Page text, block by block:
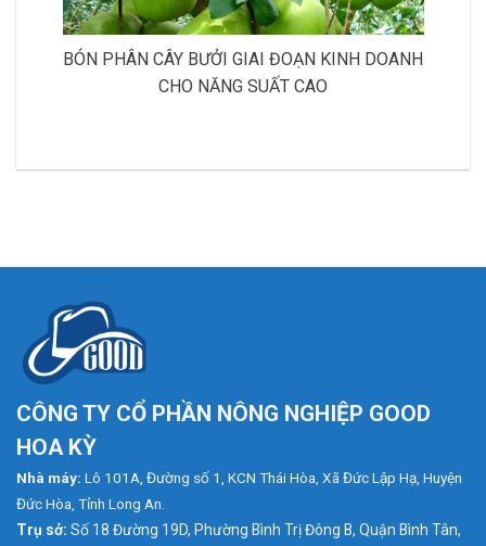
BÓN PHÂN CÂY BƯỞI GIAI ĐOẠN KINH DOANH
CHO NĂNG SUẤT CAO
CÔNG TY CỔ PHẦN NÔNG NGHIỆP GOOD
HOA KỲ
Nhà máy: Lô 101A, Đường số 1, KCN Thái Hòa, Xã Đức Lập Hạ, Huyện
Đức Hòa, Tỉnh Long An.
Trụ sở: Số 18 Đường 19D, Phường Bình Trị Đông B, Quận Bình Tân,